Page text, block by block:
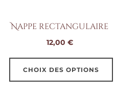
Nappe rectangulaire
12,00 €
CHOIX DES OPTIONS